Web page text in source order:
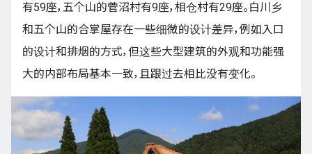
有59座，五个山的菅沼村有9座，相仓村有29座。白川乡
和五个山的合掌屋存在一些细微的设计差异，例如入口
的设计和排烟的方式，但这些大型建筑的外观和功能强
大的内部布局基本一致，且跟过去相比没有变化。